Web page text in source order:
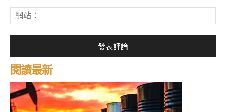
郵
*站
閱讀最新